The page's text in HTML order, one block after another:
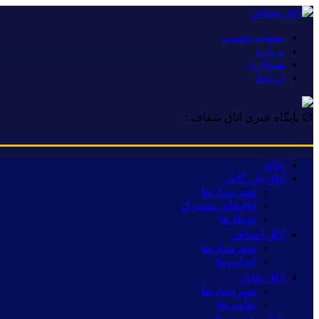
صفحه نخست
درباره
همکاری
ارتباط
۞ پایگاه خبری اتاق شفاف :
خانه
اتاق بازرگانی
شهرستان‌ها
اتاق‌های مشترک
تشکل‌ها
اتاق اصناف
شهرستان‌ها
اتحادیه‌ها
اتاق تعاون
شهرستان‌ها
تعاونی‌ها